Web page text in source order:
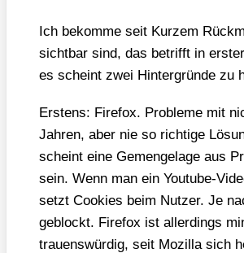
Ich bekom­me seit Kur­zem
sicht­bar sind, das betrifft in
es scheint zwei Hin­ter­grün­de zu
Ers­tens: Fire­fox. Pro­ble­me mit
Jah­ren, aber nie so rich­ti­ge
scheint eine Gemenge­la­ge aus
sein. Wenn man ein You­tube-
setzt Coo­kies beim Nut­zer. Je
geblockt. Fire­fox ist aller­dings
trau­ens­wür­dig, seit Mozil­la sich